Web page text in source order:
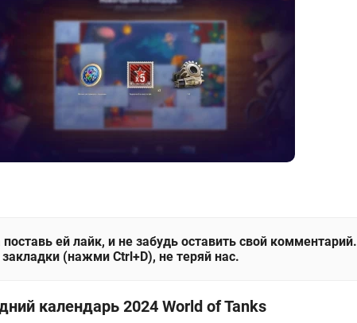
ей лайк, и не забудь оставить свой комментарий.
(нажми Ctrl+D), не теряй нас.
календарь 2024 World of Tanks